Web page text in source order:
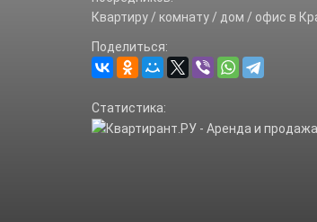
Квартиру / комнату / дом / офис в
Поделиться:
Статистика: